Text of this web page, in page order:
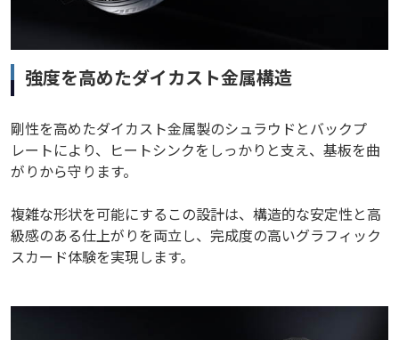
強度を高めたダイカスト金属構造
剛性を高めたダイカスト金属製のシュラウドとバックプ
レートにより、ヒートシンクをしっかりと支え、基板を曲
がりから守ります。
複雑な形状を可能にするこの設計は、構造的な安定性と高
級感のある仕上がりを両立し、完成度の高いグラフィック
スカード体験を実現します。